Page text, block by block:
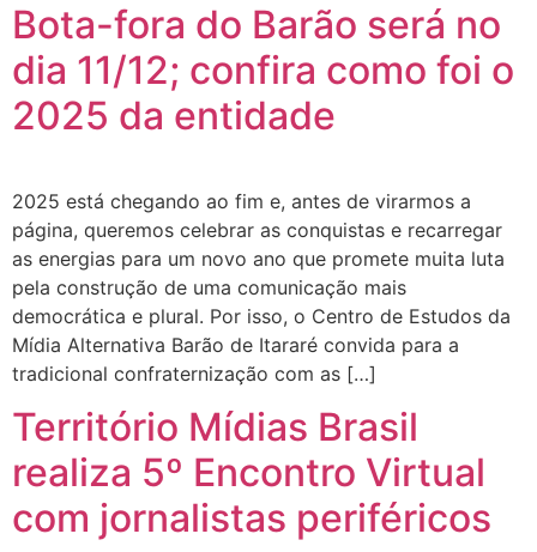
Bota-fora do Barão será no
dia 11/12; confira como foi o
2025 da entidade
2025 está chegando ao fim e, antes de virarmos a
página, queremos celebrar as conquistas e recarregar
as energias para um novo ano que promete muita luta
pela construção de uma comunicação mais
democrática e plural. Por isso, o Centro de Estudos da
Mídia Alternativa Barão de Itararé convida para a
tradicional confraternização com as […]
Território Mídias Brasil
realiza 5º Encontro Virtual
com jornalistas periféricos